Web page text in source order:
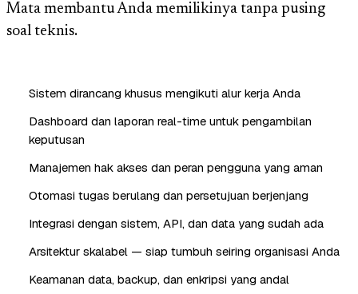
Mata membantu Anda memilikinya tanpa pusing
soal teknis.
Sistem dirancang khusus mengikuti alur kerja Anda
Dashboard dan laporan real-time untuk pengambilan
keputusan
Manajemen hak akses dan peran pengguna yang aman
Otomasi tugas berulang dan persetujuan berjenjang
Integrasi dengan sistem, API, dan data yang sudah ada
Arsitektur skalabel — siap tumbuh seiring organisasi Anda
Keamanan data, backup, dan enkripsi yang andal